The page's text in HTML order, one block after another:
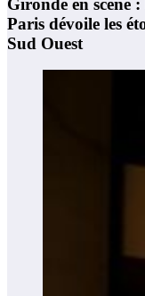
Gironde en scène
Paris dévoile les
Sud Ouest